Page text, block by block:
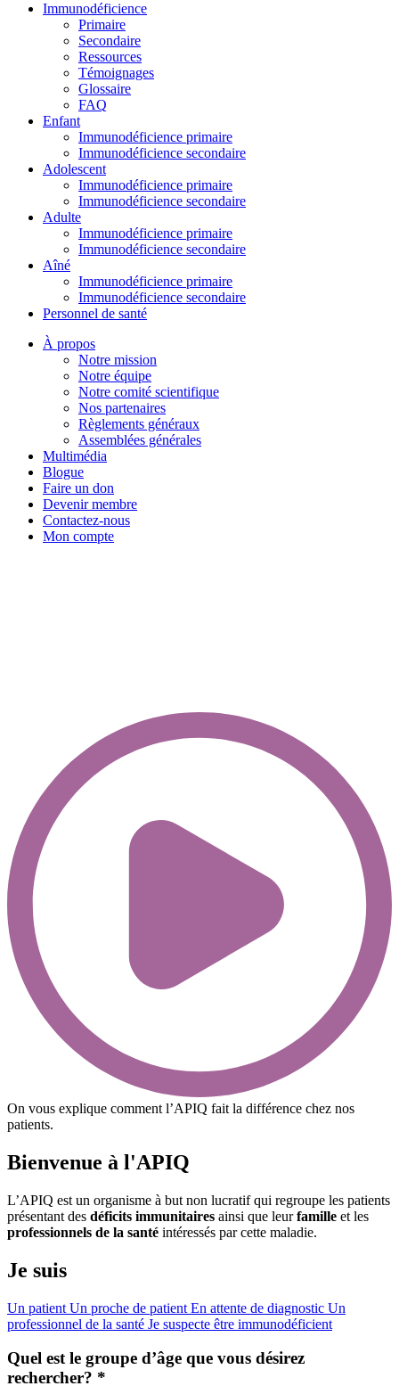
Immunodéficience
Primaire
Secondaire
Ressources
Témoignages
Glossaire
FAQ
Enfant
Immunodéficience primaire
Immunodéficience secondaire
Adolescent
Immunodéficience primaire
Immunodéficience secondaire
Adulte
Immunodéficience primaire
Immunodéficience secondaire
Aîné
Immunodéficience primaire
Immunodéficience secondaire
Personnel de santé
À propos
Notre mission
Notre équipe
Notre comité scientifique
Nos partenaires
Règlements généraux
Assemblées générales
Multimédia
Blogue
Faire un don
Devenir membre
Contactez-nous
Mon compte
On vous explique comment l’APIQ fait la différence chez nos
patients.
Bienvenue à l'APIQ
L’APIQ est un organisme à but non lucratif qui regroupe les patients
présentant des déficits immunitaires ainsi que leurfamille et les
professionnels de la santé intéressés par cette maladie.
Je suis
Un patient Un proche de patient En attente de diagnostic Un
professionnel de la santé Je suspecte être immunodéficient
Quel est le groupe d’âge que vous désirez
rechercher? *